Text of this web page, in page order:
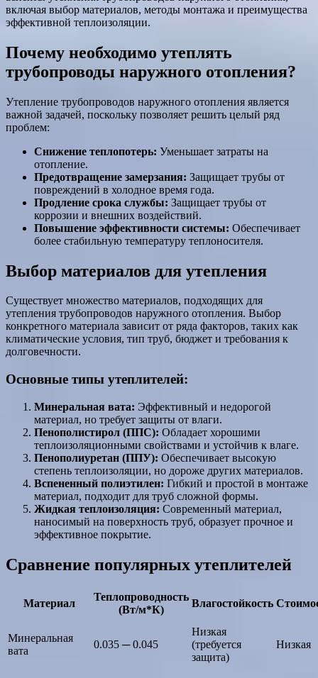
включая выбор материалов, методы монтажа и преимущества
эффективной теплоизоляции.
Почему необходимо утеплять
трубопроводы наружного отопления?
Утепление трубопроводов наружного отопления является
важной задачей, поскольку позволяет решить целый ряд
проблем:
Снижение теплопотерь: Уменьшает затраты на
отопление.
Предотвращение замерзания: Защищает трубы от
повреждений в холодное время года.
Продление срока службы: Защищает трубы от
коррозии и внешних воздействий.
Повышение эффективности системы: Обеспечивает
более стабильную температуру теплоносителя.
Выбор материалов для утепления
Существует множество материалов, подходящих для
утепления трубопроводов наружного отопления. Выбор
конкретного материала зависит от ряда факторов, таких как
климатические условия, тип труб, бюджет и требования к
долговечности.
Основные типы утеплителей:
Минеральная вата: Эффективный и недорогой
материал, но требует защиты от влаги.
Пенополистирол (ППС): Обладает хорошими
теплоизоляционными свойствами и устойчив к влаге.
Пенополиуретан (ППУ): Обеспечивает высокую
степень теплоизоляции, но дороже других материалов.
Вспененный полиэтилен: Гибкий и простой в монтаже
материал, подходит для труб сложной формы.
Жидкая теплоизоляция: Современный материал,
наносимый на поверхность труб, образует прочное и
эффективное покрытие.
Сравнение популярных утеплителей
Материал
Теплопроводность
(Вт/м*К)
Влагостойкость
Минеральная
вата
0.035 ─ 0.045
Низкая
(требуется
защита)
Низкая